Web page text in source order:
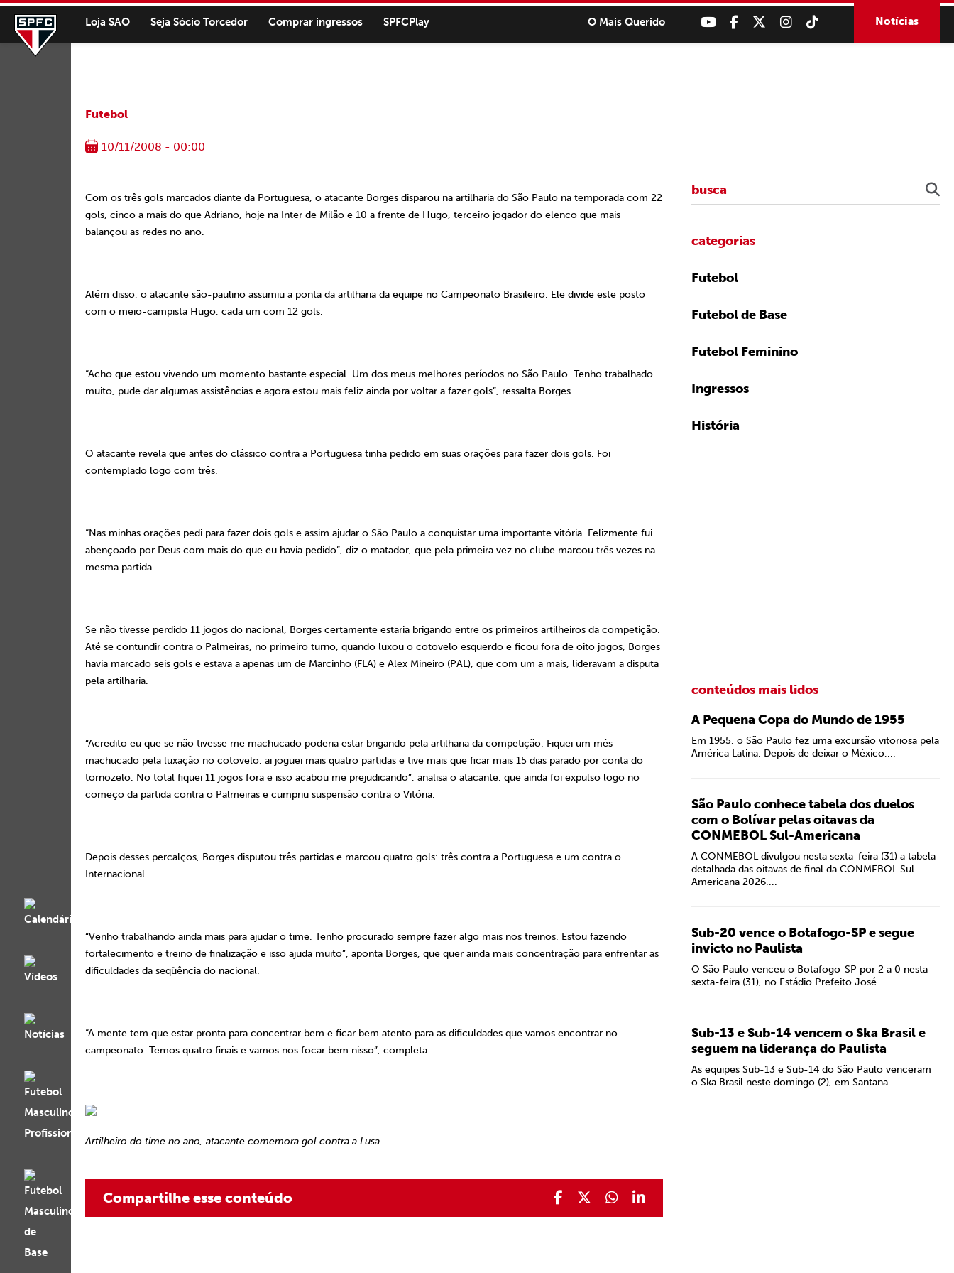
Loja SAO Seja Sócio Torcedor Comprar ingressos SPFCPlay O Mais Querido Notícias
Futebol
10/11/2008 - 00:00
Com os três gols marcados diante da Portuguesa, o atacante Borges disparou na artilharia do São Paulo na temporada com 22
gols, cinco a mais do que Adriano, hoje na Inter de Milão e 10 a frente de Hugo, terceiro jogador do elenco que mais
balançou as redes no ano.
Além disso, o atacante são-paulino assumiu a ponta da artilharia da equipe no Campeonato Brasileiro. Ele divide este posto
com o meio-campista Hugo, cada um com 12 gols.
“Acho que estou vivendo um momento bastante especial. Um dos meus melhores períodos no São Paulo. Tenho trabalhado
muito, pude dar algumas assistências e agora estou mais feliz ainda por voltar a fazer gols”, ressalta Borges.
O atacante revela que antes do clássico contra a Portuguesa tinha pedido em suas orações para fazer dois gols. Foi
contemplado logo com três.
“Nas minhas orações pedi para fazer dois gols e assim ajudar o São Paulo a conquistar uma importante vitória. Felizmente fui
abençoado por Deus com mais do que eu havia pedido”, diz o matador, que pela primeira vez no clube marcou três vezes na
mesma partida.
Se não tivesse perdido 11 jogos do nacional, Borges certamente estaria brigando entre os primeiros artilheiros da competição.
Até se contundir contra o Palmeiras, no primeiro turno, quando luxou o cotovelo esquerdo e ficou fora de oito jogos, Borges
havia marcado seis gols e estava a apenas um de Marcinho (FLA) e Alex Mineiro (PAL), que com um a mais, lideravam a disputa
pela artilharia.
“Acredito eu que se não tivesse me machucado poderia estar brigando pela artilharia da competição. Fiquei um mês
machucado pela luxação no cotovelo, ai joguei mais quatro partidas e tive mais que ficar mais 15 dias parado por conta do
tornozelo. No total fiquei 11 jogos fora e isso acabou me prejudicando”, analisa o atacante, que ainda foi expulso logo no
começo da partida contra o Palmeiras e cumpriu suspensão contra o Vitória.
Depois desses percalços, Borges disputou três partidas e marcou quatro gols: três contra a Portuguesa e um contra o
Internacional.
“Venho trabalhando ainda mais para ajudar o time. Tenho procurado sempre fazer algo mais nos treinos. Estou fazendo
fortalecimento e treino de finalização e isso ajuda muito”, aponta Borges, que quer ainda mais concentração para enfrentar as
dificuldades da seqüência do nacional.
“A mente tem que estar pronta para concentrar bem e ficar bem atento para as dificuldades que vamos encontrar no
campeonato. Temos quatro finais e vamos nos focar bem nisso”, completa.
Artilheiro do time no ano, atacante comemora gol contra a Lusa
Compartilhe esse conteúdo
categorias
Futebol
Futebol de Base
Futebol Feminino
Ingressos
História
conteúdos mais lidos
A Pequena Copa do Mundo de 1955
Em 1955, o São Paulo fez uma excursão vitoriosa pela
América Latina. Depois de deixar o México,...
São Paulo conhece tabela dos duelos
com o Bolívar pelas oitavas da
CONMEBOL Sul-Americana
A CONMEBOL divulgou nesta sexta-feira (31) a tabela
detalhada das oitavas de final da CONMEBOL Sul-
Americana 2026....
Sub-20 vence o Botafogo-SP e segue
invicto no Paulista
O São Paulo venceu o Botafogo-SP por 2 a 0 nesta
sexta-feira (31), no Estádio Prefeito José...
Sub-13 e Sub-14 vencem o Ska Brasil e
seguem na liderança do Paulista
As equipes Sub-13 e Sub-14 do São Paulo venceram
o Ska Brasil neste domingo (2), em Santana...